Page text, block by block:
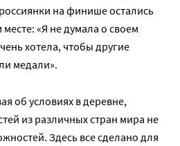
на финише остались
«Я не думала о своем
хотела, чтобы другие
медали».
об условиях в деревне,
из различных стран мира не
Здесь все сделано для